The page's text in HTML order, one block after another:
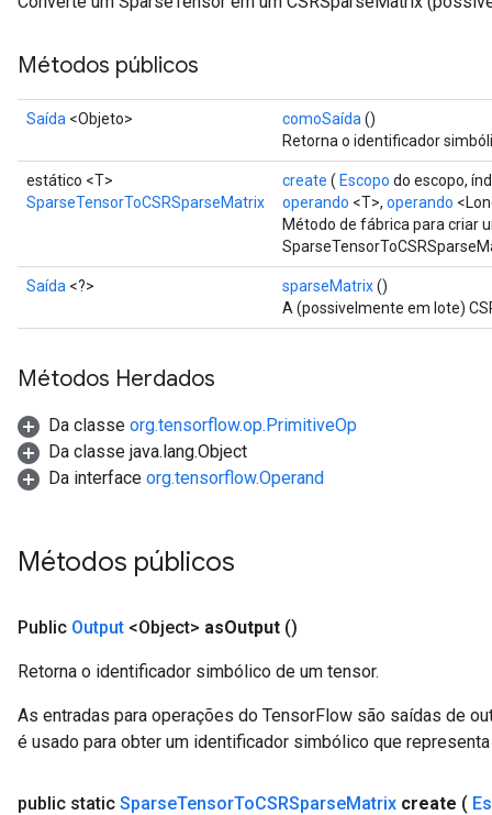
Métodos públicos
Saída <Objeto> comoSaída ()
Retorna o identificador
estático <T>
SparseTensorToCSRSparseMatrix
create ( Escopo do escopo,
operando <T>, operando
Método de fábrica para criar
Saída <?> sparseMatrix()
A (possivelmente em lote)
Métodos Herdados
Da classe org.tensorflow.op.PrimitiveOp
Da classe java.lang.Object
Da interface org.tensorflow.Operand
Métodos públicos
Public Output <Object> asOutput ()
Retorna o identificador simbólico de um tensor.
As entradas para operações do TensorFlow são saídas de
é usado para obter um identificador simbólico que
public static SparseTensorToCSRSparseMatrix create (